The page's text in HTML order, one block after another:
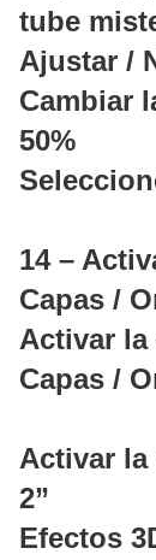
tube
Ajustar /
Cambiar
50%
14 –
Capas /
Activar la
Capas /
Activar la
2”
Efectos